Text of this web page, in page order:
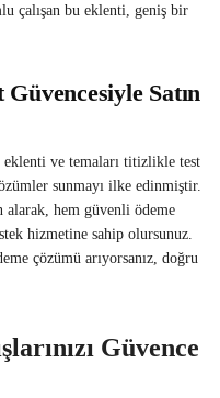
çalışan bu eklenti, geniş bir
Satın
eklenti ve temaları titizlikle test
sunmayı ilke edinmiştir.
alarak, hem güvenli ödeme
hizmetine sahip olursunuz.
çözümü arıyorsanız, doğru
Güvence